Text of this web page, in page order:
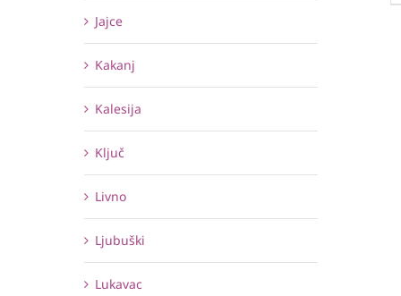
Jajce
Kakanj
Kalesija
Ključ
Livno
Ljubuški
Lukavac